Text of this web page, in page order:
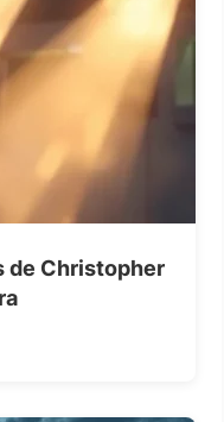
de Christopher